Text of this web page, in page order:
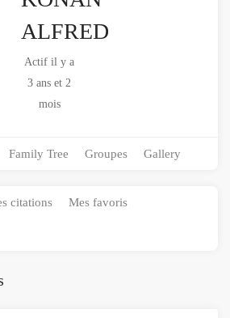
ALFRED
Actif il y a
3 ans et 2
mois
Family Tree Groupes Gallery
citations Mes favoris